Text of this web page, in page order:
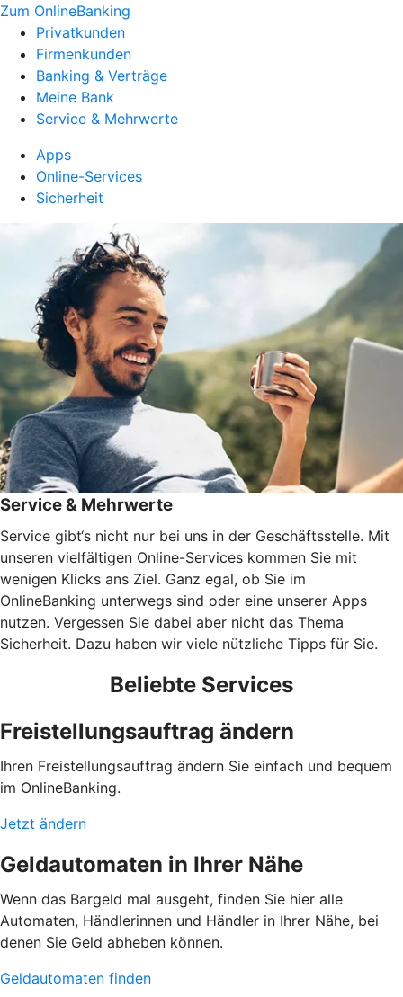
Zum OnlineBanking
Privatkunden
Firmenkunden
Banking & Verträge
Meine Bank
Service & Mehrwerte
Apps
Online-Services
Sicherheit
Service & Mehrwerte
Service gibt‘s nicht nur bei uns in der Geschäftsstelle. Mit
unseren vielfältigen Online-Services kommen Sie mit
wenigen Klicks ans Ziel. Ganz egal, ob Sie im
OnlineBanking unterwegs sind oder eine unserer Apps
nutzen. Vergessen Sie dabei aber nicht das Thema
Sicherheit. Dazu haben wir viele nützliche Tipps für Sie.
Beliebte Services
Freistellungsauftrag ändern
Ihren Freistellungsauftrag ändern Sie einfach und bequem
im OnlineBanking.
Jetzt ändern
Geldautomaten in Ihrer Nähe
Wenn das Bargeld mal ausgeht, finden Sie hier alle
Automaten, Händlerinnen und Händler in Ihrer Nähe, bei
denen Sie Geld abheben können.
Geldautomaten finden